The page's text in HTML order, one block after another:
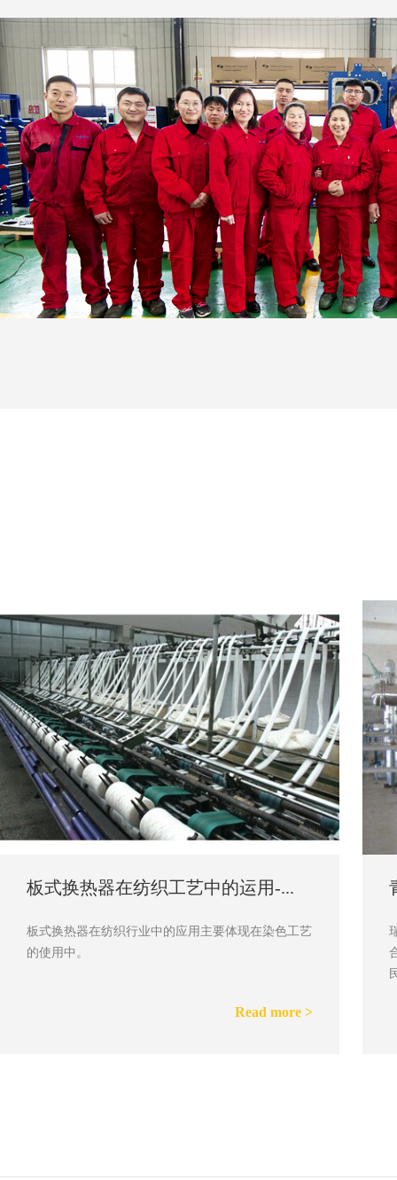
青岛瑞普特在制药行业中的应用
瑞普特助力制药行业中的运用越来越广泛，这也正符
合了国家对于节能减排以及环保政策，是一件利国利
Read more >